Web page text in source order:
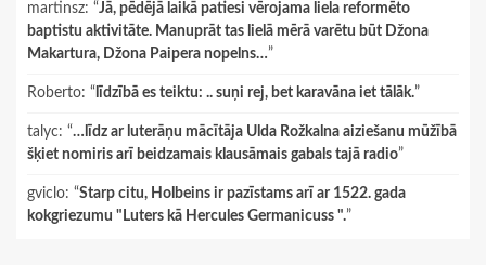
martinsz: “Jā, pēdējā laikā patiesi vērojama liela reformēto
baptistu aktivitāte. Manuprāt tas lielā mērā varētu būt Džona
Makartura, Džona Paipera nopelns…”
Roberto: “ līdzībā es teiktu: .. suņi rej, bet karavāna iet tālāk.”
talyc: “…līdz ar luterāņu mācītāja Ulda Rožkalna aiziešanu mūžībā
šķiet nomiris arī beidzamais klausāmais gabals tajā radio”
gviclo: “Starp citu, Holbeins ir pazīstams arī ar 1522. gada
kokgriezumu "Luters kā Hercules Germanicuss ".”